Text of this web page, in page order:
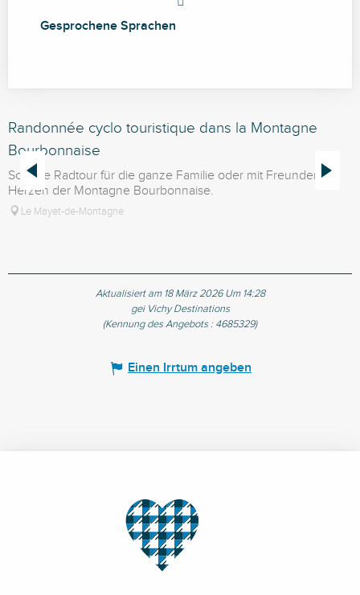
Gesprochene Sprachen
Gesprochene Sprachen
Randonnée cyclo touristique dans la Montagne
Bourbonnaise
Schöne Radtour für die ganze Familie oder mit Freunden im
Herzen der Montagne Bourbonnaise.
Le Mayet-de-Montagne
Aktualisiert am 18 März 2026 Um 14:28
gei Vichy Destinations
(Kennung des Angebots : 4685329)
Einen Irrtum angeben